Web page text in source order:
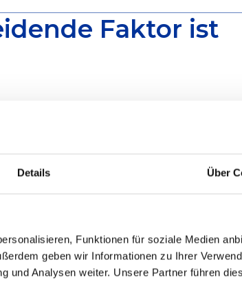
Details Über
Funktionen für soziale Medien
geben wir Informationen zu Ihrer
und Analysen weiter. Unsere Partner führen
Faktor ist